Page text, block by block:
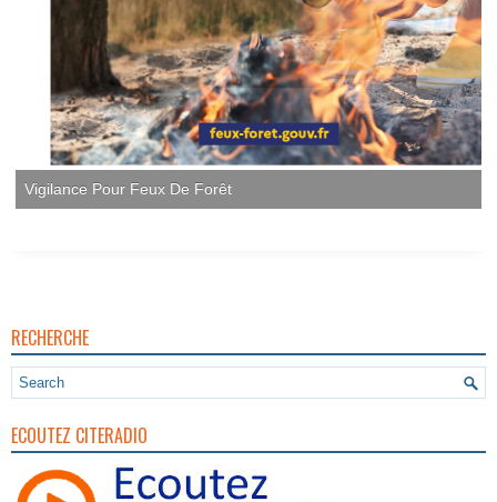
RECHERCHE
ECOUTEZ CITERADIO